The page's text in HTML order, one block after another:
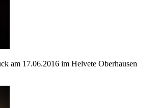
am 17.06.2016 im Helvete Oberhausen